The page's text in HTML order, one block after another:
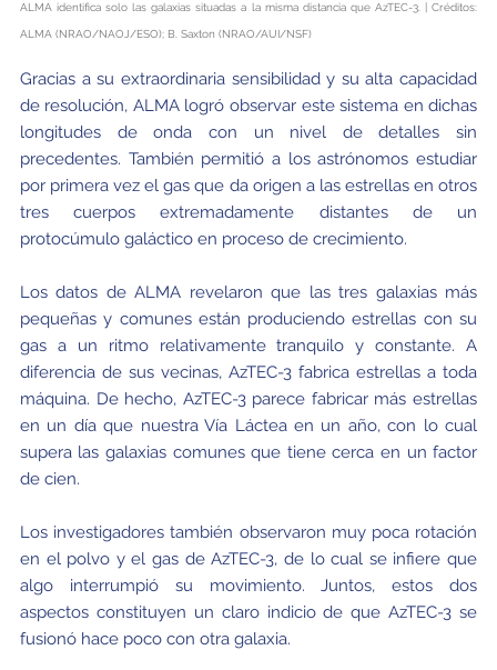
ALMA identifica solo las galaxias situadas a la misma distancia que AzTEC-3. | Créditos:
ALMA (NRAO/NAOJ/ESO); B. Saxton (NRAO/AUI/NSF)
Gracias a su extraordinaria sensibilidad y su alta capacidad
de resolución, ALMA logró observar este sistema en dichas
longitudes de onda con un nivel de detalles sin
precedentes. También permitió a los astrónomos estudiar
por primera vez el gas que da origen a las estrellas en otros
tres cuerpos extremadamente distantes de un
protocúmulo galáctico en proceso de crecimiento.
Los datos de ALMA revelaron que las tres galaxias más
pequeñas y comunes están produciendo estrellas con su
gas a un ritmo relativamente tranquilo y constante. A
diferencia de sus vecinas, AzTEC-3 fabrica estrellas a toda
máquina. De hecho, AzTEC-3 parece fabricar más estrellas
en un día que nuestra Vía Láctea en un año, con lo cual
supera las galaxias comunes que tiene cerca en un factor
de cien.
Los investigadores también observaron muy poca rotación
en el polvo y el gas de AzTEC-3, de lo cual se infiere que
algo interrumpió su movimiento. Juntos, estos dos
aspectos constituyen un claro indicio de que AzTEC-3 se
fusionó hace poco con otra galaxia.